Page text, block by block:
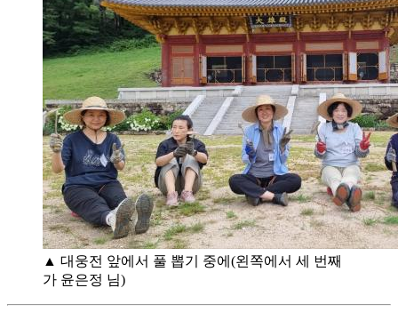
▲ 대웅전 앞에서 풀 뽑기 중에(왼쪽에서 세 번째
가 윤은정 님)